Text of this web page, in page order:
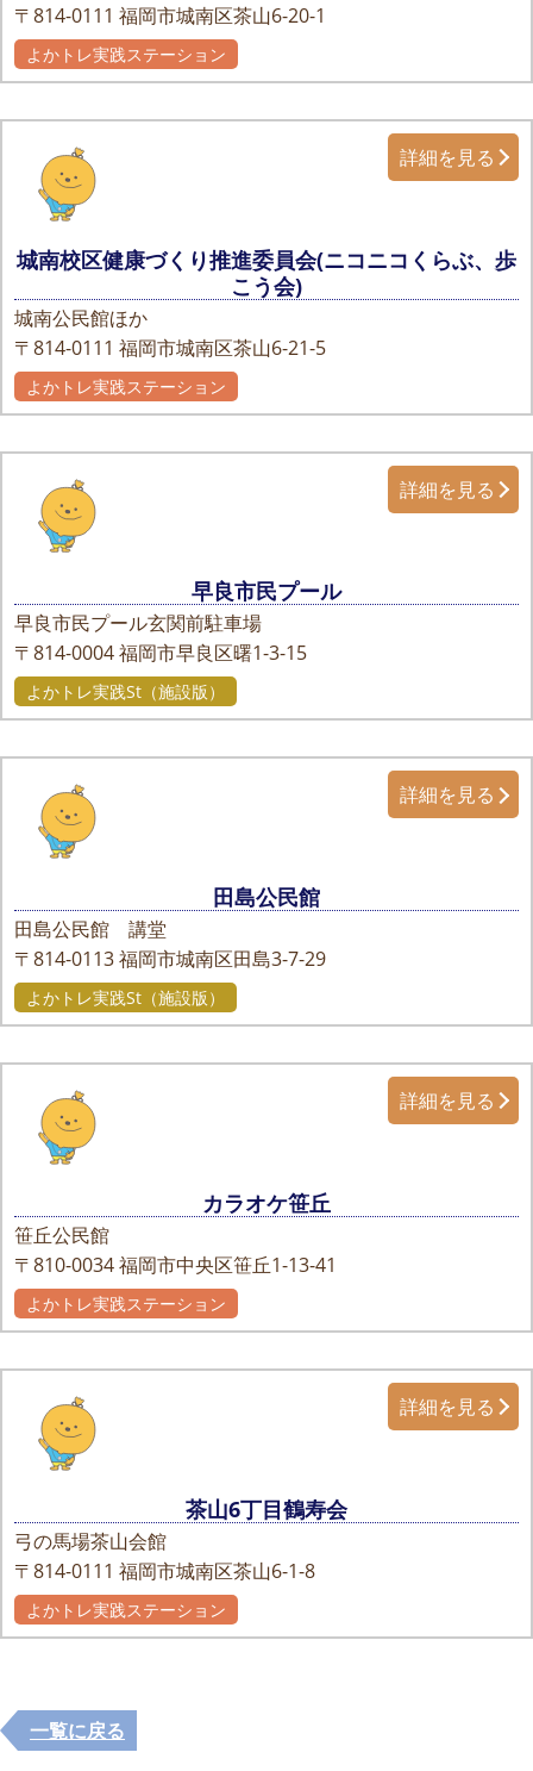
〒814-0111 福岡市城南区茶山6-20-1
よかトレ実践ステーション
城南校区健康づくり推進委員会(ニコニコくらぶ、歩
こう会)
城南公民館ほか
〒814-0111 福岡市城南区茶山6-21-5
詳細を見る
よかトレ実践ステーション
早良市民プール
早良市民プール玄関前駐車場
〒814-0004福岡市早良区曙1-3-15
詳細を見る
よかトレ実践St（施設版）
田島公民館
田島公民館 講堂
〒814-0113福岡市城南区田島3-7-29
詳細を見る
よかトレ実践St（施設版）
カラオケ笹丘
笹丘公民館
〒810-0034福岡市中央区笹丘1-13-41
詳細を見る
よかトレ実践ステーション
茶山6丁目鶴寿会
弓の馬場茶山会館
〒814-0111 福岡市城南区茶山6-1-8
詳細を見る
よかトレ実践ステーション
一覧に戻る